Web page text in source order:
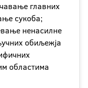
главних
сукоба;
ненасилне
обиљежја
областима